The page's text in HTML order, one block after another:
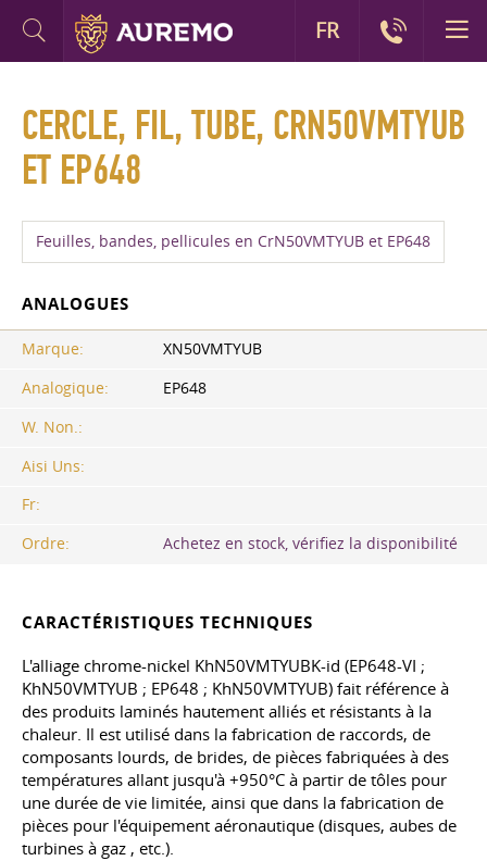
CERCLE, FIL, TUBE, CRN50VMTYUB
ET EP648
Feuilles, bandes, pellicules en CrN50VMTYUB et EP648
ANALOGUES
Marque:
XN50VMTYUB
Analogique:
EP648
W. Non.:
Aisi Uns:
Fr:
Ordre:
Achetez en stock, vérifiez la disponibilité
CARACTÉRISTIQUES TECHNIQUES
L'alliage chrome-nickel KhN50VMTYUBK-id (EP648-VI ;
KhN50VMTYUB ; EP648 ; KhN50VMTYUB) fait référence à
des produits laminés hautement alliés et résistants à la
chaleur. Il est utilisé dans la fabrication de raccords, de
composants lourds, de brides, de pièces fabriquées à des
températures allant jusqu'à +950°C à partir de tôles pour
une durée de vie limitée, ainsi que dans la fabrication de
pièces pour l'équipement aéronautique (disques, aubes de
turbines à gaz , etc.).
FR